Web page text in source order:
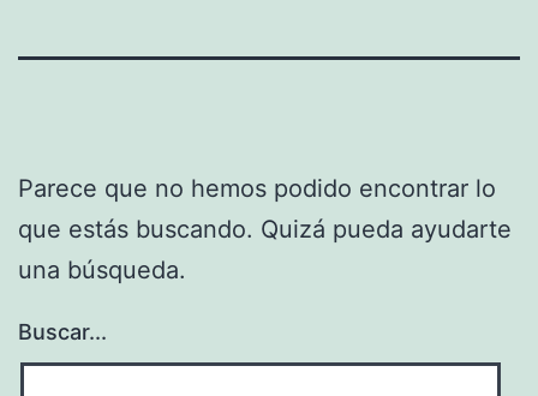
Parece que no hemos podido encontrar lo
que estás buscando. Quizá pueda ayudarte
una búsqueda.
Buscar...